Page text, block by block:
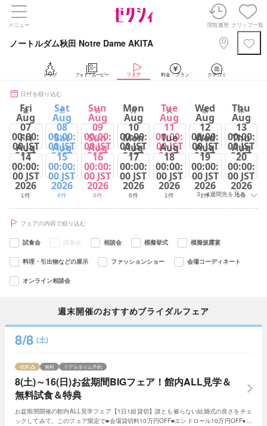
メニュー 閲覧履歴 クリップ一覧
ノートルダム秋田 Notre Dame AKITA
トップ フォト・ムービー フェア 料金・プラン クチコミ
日付を絞り込む
金 土 日 月 火 水 木
Fri
Aug
07
00:00:
00 JST
2026
6件
Sat
Aug
08
00:00:
00 JST
2026
6件
Sun
Aug
09
00:00:
00 JST
2026
6件
Mon
Aug
10
00:00:
00 JST
2026
6件
Tue
Aug
11
00:00:
00 JST
2026
6件
Wed
Aug
12
00:00:
00 JST
2026
1件
Thu
Aug
13
00:00:
00 JST
2026
1件
Fri
Aug
14
00:00:
00 JST
2026
1件
Sat
Aug
15
00:00:
00 JST
2026
6件
Sun
Aug
16
00:00:
00 JST
2026
6件
Mon
Aug
17
00:00:
00 JST
2026
6件
Tue
Aug
18
00:00:
00 JST
2026
1件
Wed
Aug
19
00:00:
00 JST
2026
1件
Thu
Aug
20
00:00:
00 JST
2026
5件
3～4週間先を見る
フェアの内容で絞り込む
試食会 試着会 相談会 模擬挙式 模擬披露宴
料理・引出物などの展示 ファッションショー 会場コーディネート
オンライン相談会
週末開催のおすすめブライダルフェア
8/8 (土)
8(土)～16(日)お盆期間BIGフェア！館内ALL見学＆
無料試食＆特典
残席 無料 リアルタイム予約
お盆期間開催の館内ALL見学フェア【1日1組貸切】誰とも被らない結婚式の良さをチェ
ックしてみて。このフェア限定で■会場貸切料10万円OFF■エンドロール10万円OFF■フ